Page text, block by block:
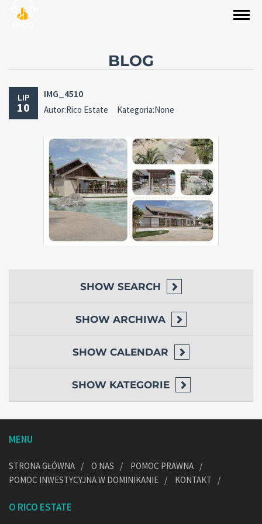
BLOG
LIP
10
IMG_4510
Autor:Rico Estate Kategoria:None
SHOW SEARCH
SHOW ARCHIWA
SHOW CALENDAR
SHOW KATEGORIE
MENU
STRONA GŁÓWNA O NAS
POMOC PRAWNA
POMOC INWESTYCYJNA W DOMINIKANIE
KONTAKT
O RICO ESTATE